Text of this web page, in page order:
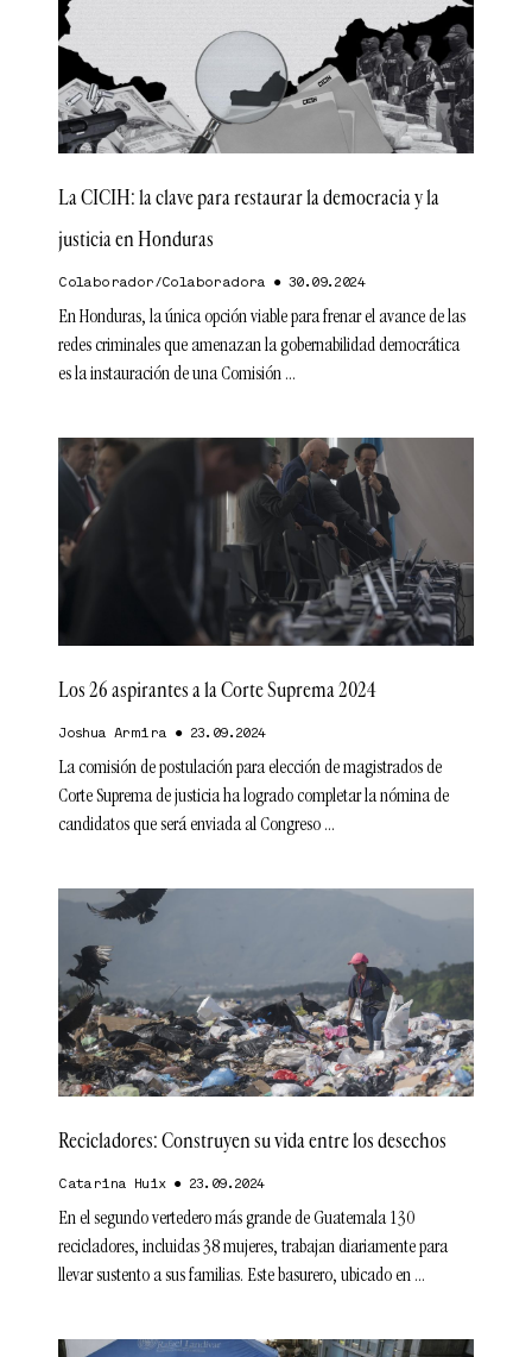
La CICIH: la clave para restaurar la democracia y la
justicia en Honduras
Colaborador/Colaboradora 30.09.2024
En Honduras, la única opción viable para frenar el avance de las
redes criminales que amenazan la gobernabilidad democrática
es la instauración de una Comisión
Los 26 aspirantes a la Corte Suprema 2024
Joshua Armira 23.09.2024
La comisión de postulación para elección de magistrados de
Corte Suprema de justicia ha logrado completar la nómina de
candidatos que será enviada al Congreso
Recicladores: Construyen su vida entre los desechos
Catarina Huix 23.09.2024
En el segundo vertedero más grande de Guatemala 130
recicladores, incluidas 38 mujeres, trabajan diariamente para
llevar sustento a sus familias. Este basurero, ubicado en